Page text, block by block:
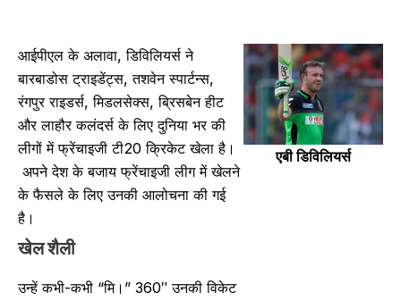
आईपीएल के अलावा, डिविलियर्स ने
बारबाडोस ट्राइडेंट्स, तशवेन स्पार्टन्स,
रंगपुर राइडर्स, मिडलसेक्स, ब्रिसबेन हीट
और लाहौर कलंदर्स के लिए दुनिया भर की
लीगों में फ्रेंचाइजी टी20 क्रिकेट खेला है।
अपने देश के बजाय फ्रेंचाइजी लीग में खेलने
के फैसले के लिए उनकी आलोचना की गई
है।
खेल शैली
उन्हें कभी-कभी “मि।” 360″ उनकी विकेट
एबी डिविलियर्स